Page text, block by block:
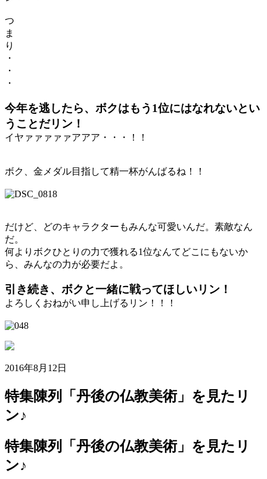
つ
ま
り
・
・
・
今年を逃したら、ボクはもう 1位にはなれないとい
うことだリン！
イヤァァァァァアアア・・・！！
ボク、金メダル目指して精一杯がんばるね！！
だけど、どのキャラクターもみんな可愛いんだ。素敵なん
だ。
何よりボクひとりの力で獲れる1位なんてどこにもないか
ら、みんなの力が必要だよ。
引き続き、ボクと一緒に戦ってほしいリン！
よろしくおねがい申し上げるリン！！！
2016年8月12日
特集陳列「丹後の仏教美術」を見たリ
ン♪
特集陳列「丹後の仏教美術」を見たリ
ン♪